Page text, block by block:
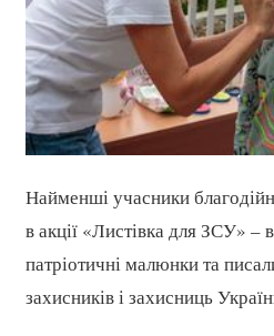
Найменші учасники
в акції «Листівка для ЗСУ» –
патріотичні малюнки та
захисників і захисниць